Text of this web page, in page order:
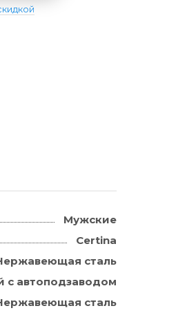
Мужские
Certina
сталь
с автоподзаводом
сталь